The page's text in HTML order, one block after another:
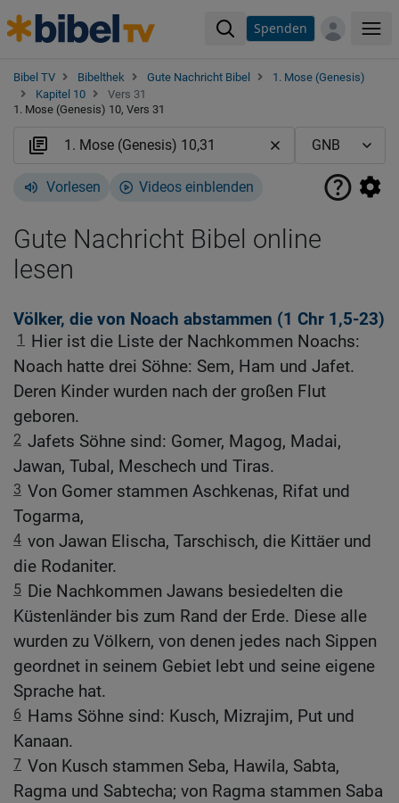
Spenden
Bibel TV Bibelthek Gute Nachricht Bibel
1. Mose (Genesis)
Kapitel 10
Vers 31
1. Mose (Genesis) 10, Vers 31
Vorlesen Videos einblenden
Gute Nachricht Bibel online
lesen
Völker, die von Noach abstammen (1 Chr 1,5-23)
1
Hier ist die Liste der Nachkommen Noachs:
Noach hatte drei Söhne: Sem, Ham und Jafet.
Deren Kinder wurden nach der großen Flut
geboren.
2 Jafets Söhne sind: Gomer, Magog, Madai,
Jawan, Tubal, Meschech und Tiras.
3 Von Gomer stammen Aschkenas, Rifat und
Togarma,
4 von Jawan Elischa, Tarschisch, die Kittäer und
die Rodaniter.
5 Die Nachkommen Jawans besiedelten die
Küstenländer bis zum Rand der Erde. Diese alle
wurden zu Völkern, von denen jedes nach Sippen
geordnet in seinem Gebiet lebt und seine eigene
Sprache hat.
6 Hams Söhne sind: Kusch, Mizrajim, Put und
Kanaan.
7 Von Kusch stammen Seba, Hawila, Sabta,
Ragma und Sabtecha; von Ragma stammen Saba